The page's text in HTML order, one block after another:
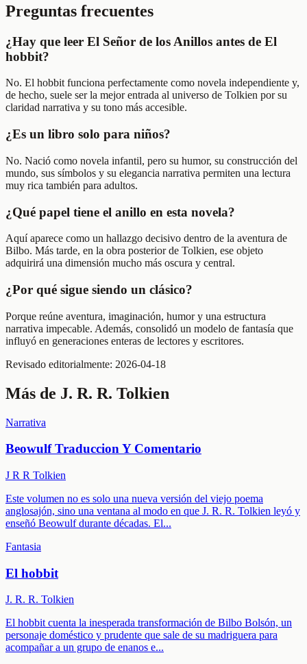
Preguntas frecuentes
¿Hay que leer El Señor de los Anillos antes de El
hobbit?
No. El hobbit funciona perfectamente como novela independiente y,
de hecho, suele ser la mejor entrada al universo de Tolkien por su
claridad narrativa y su tono más accesible.
¿Es un libro solo para niños?
No. Nació como novela infantil, pero su humor, su construcción del
mundo, sus símbolos y su elegancia narrativa permiten una lectura
muy rica también para adultos.
¿Qué papel tiene el anillo en esta novela?
Aquí aparece como un hallazgo decisivo dentro de la aventura de
Bilbo. Más tarde, en la obra posterior de Tolkien, ese objeto
adquirirá una dimensión mucho más oscura y central.
¿Por qué sigue siendo un clásico?
Porque reúne aventura, imaginación, humor y una estructura
narrativa impecable. Además, consolidó un modelo de fantasía que
influyó en generaciones enteras de lectores y escritores.
Revisado editorialmente: 2026-04-18
Más de J. R. R. Tolkien
Narrativa
Beowulf Traduccion Y Comentario
J R R Tolkien
Este volumen no es solo una nueva versión del viejo poema
anglosajón, sino una ventana al modo en que J. R. R. Tolkien leyó y
enseñó Beowulf durante décadas. El...
Fantasia
El hobbit
J. R. R. Tolkien
El hobbit cuenta la inesperada transformación de Bilbo Bolsón, un
personaje doméstico y prudente que sale de su madriguera para
acompañar a un grupo de enanos e...